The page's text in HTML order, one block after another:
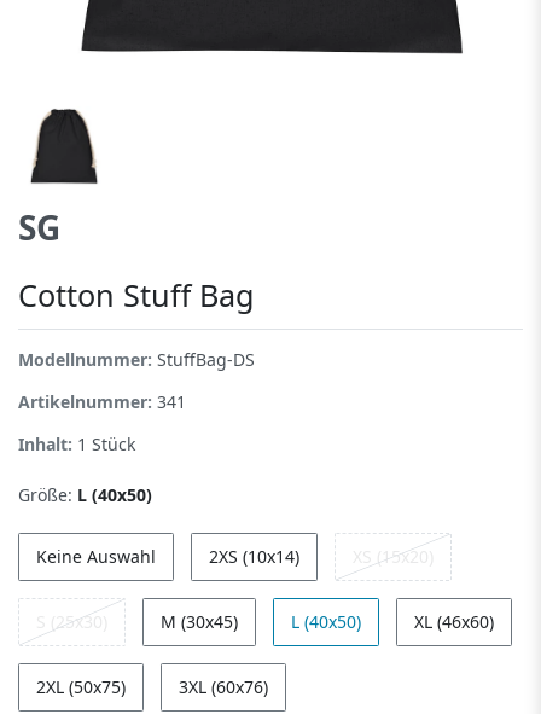
SG
Cotton Stuff Bag
Modellnummer: StuffBag-DS
Artikelnummer: 341
Inhalt: 1 Stück
Größe: L (40x50)
Keine Auswahl 2XS (10x14) XS (15x20)
S (25x30) M (30x45) L (40x50) XL (46x60)
2XL (50x75) 3XL (60x76)